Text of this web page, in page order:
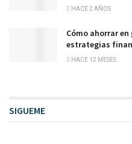
HACE 2 AÑOS
Cómo ahorrar
estrategias
HACE 12 MESES
SIGUEME